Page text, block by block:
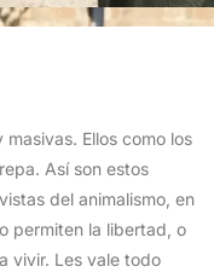
Ellos como los
Así son estos
del animalismo, en
permiten la libertad, o
vivir. Les vale todo